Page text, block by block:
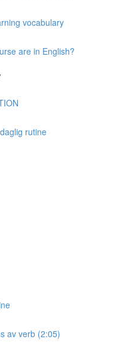
vocabulary
are in English?
rutine
av verb (2:05)